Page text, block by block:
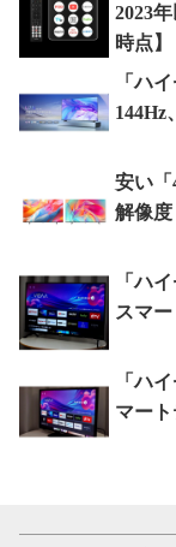
2023
時点】
「ハ
144Hz
安い
解像度
「ハ
スマー
「ハ
マート